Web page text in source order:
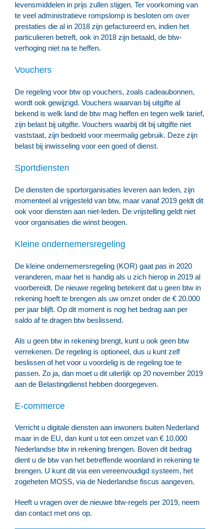
levensmiddelen in prijs zullen stijgen. Ter voorkoming van
te veel administratieve rompslomp is besloten om over
prestaties die al in 2018 zijn gefactureerd en, indien het
particulieren betreft, ook in 2018 zijn betaald, de btw-
verhoging niet na te heffen.
Vouchers
De regeling voor btw op vouchers, zoals cadeaubonnen,
wordt ook gewijzigd. Vouchers waarvan bij uitgifte al
bekend is welk land de btw mag heffen en tegen welk tarief,
zijn belast bij uitgifte. Vouchers waarbij dit bij uitgifte niet
vaststaat, zijn bedoeld voor meermalig gebruik. Deze zijn
belast bij inwisseling voor een goed of dienst.
Sportdiensten
De diensten die sportorganisaties leveren aan leden, zijn
momenteel al vrijgesteld van btw, maar vanaf 2019 geldt dit
ook voor diensten aan niet-leden. De vrijstelling geldt niet
voor organisaties die winst beogen.
Kleine ondernemersregeling
De kleine ondernemersregeling (KOR) gaat pas in 2020
veranderen, maar het is handig als u zich hierop in 2019 al
voorbereidt. De nieuwe regeling betekent dat u geen btw in
rekening hoeft te brengen als uw omzet onder de € 20.000
per jaar blijft. Op dit moment is nog het bedrag aan per
saldo af te dragen btw beslissend.
Als u geen btw in rekening brengt, kunt u ook geen btw
verrekenen. De regeling is optioneel, dus u kunt zelf
beslissen of het voor u voordelig is de regeling toe te
passen. Zo ja, dan moet u dit uiterlijk op 20 november 2019
aan de Belastingdienst hebben doorgegeven.
E-commerce
Verricht u digitale diensten aan inwoners buiten Nederland
maar in de EU, dan kunt u tot een omzet van € 10.000
Nederlandse btw in rekening brengen. Boven dit bedrag
dient u de btw van het betreffende woonland in rekening te
brengen. U kunt dit via een vereenvoudigd systeem, het
zogeheten MOSS, via de Nederlandse fiscus aangeven.
Heeft u vragen over de nieuwe btw-regels per 2019, neem
dan contact met ons op.